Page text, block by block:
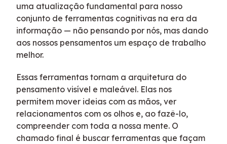
uma atualização fundamental para nosso
conjunto de ferramentas cognitivas na era da
informação — não pensando por nós, mas dando
aos nossos pensamentos um espaço de trabalho
melhor.
Essas ferramentas tornam a arquitetura do
pensamento visível e maleável. Elas nos
permitem mover ideias com as mãos, ver
relacionamentos com os olhos e, ao fazê-lo,
compreender com toda a nossa mente. O
chamado final é buscar ferramentas que façam